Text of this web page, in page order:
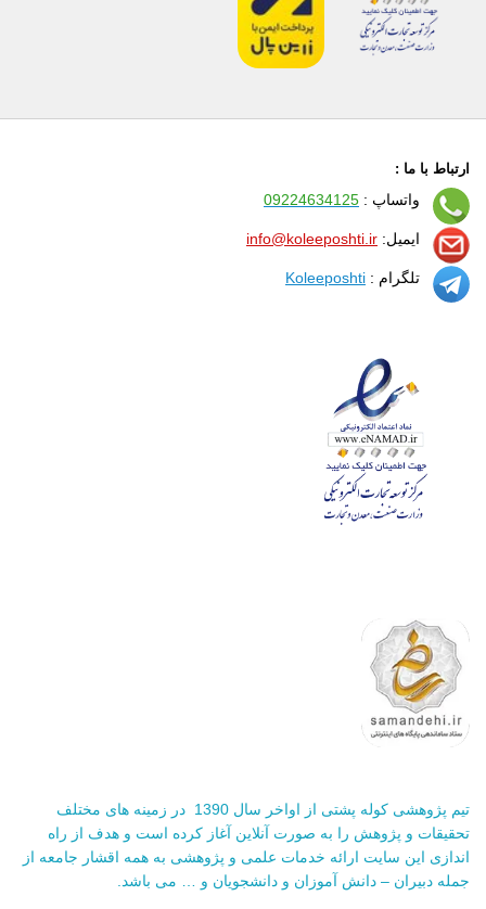
ارتباط با ما :
واتساپ : 09224634125
ایمیل: info@koleeposhti.ir
تلگرام : Koleeposhti
تیم پژوهشی کوله پشتی از اواخر سال 1390 در زمینه های مختلف
تحقیقات و پژوهش را به صورت آنلاین آغاز کرده است و هدف از راه
اندازی این سایت ارائه خدمات علمی و پژوهشی به همه اقشار جامعه از
جمله دبیران – دانش آموزان و دانشجویان و … می باشد.